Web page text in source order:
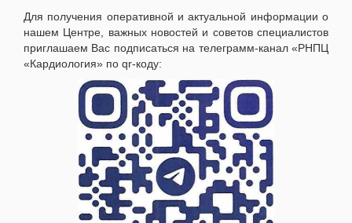
Для получения оперативной и актуальной информации о
нашем Центре, важных новостей и советов специалистов
приглашаем Вас подписаться на телеграмм-канал «РНПЦ
«Кардиология» по qr-коду: